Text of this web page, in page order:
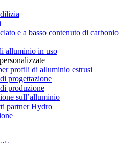
e a basso contenuto di carbonio
alluminio in uso
profili di alluminio estrusi
progettazione
produzione
sull’alluminio
partner Hydro